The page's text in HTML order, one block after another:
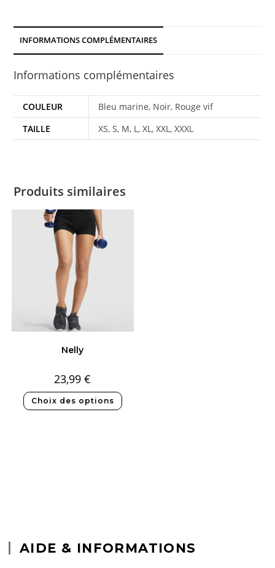
INFORMATIONS COMPLÉMENTAIRES
Informations complémentaires
COULEUR
Bleu marine, Noir, Rouge vif
TAILLE
XS, S, M, L, XL, XXL, XXXL
Produits similaires
Nelly
23,99€
Choix des options
AIDE & INFORMATIONS